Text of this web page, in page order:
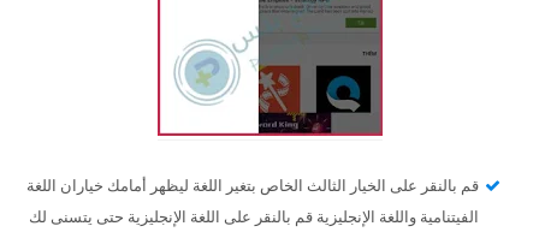
قم بالنقر على الخيار الثالث الخاص بتغير اللغة ليظهر أمامك خياران اللغة
الفيتنامية واللغة الإنجليزية قم بالنقر على اللغة الإنجليزية حتى يتسنى لك